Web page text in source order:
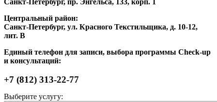
Санкт-Петербург, пр. Энгельса, 133, корп. 1
Центральный район:
Санкт-Петербург, ул. Красного Текстильщика, д. 10-12,
лит. В
Единый телефон для записи, выбора программы Check-up
и консультаций:
+7 (812) 313-22-77
Выберите услугу: